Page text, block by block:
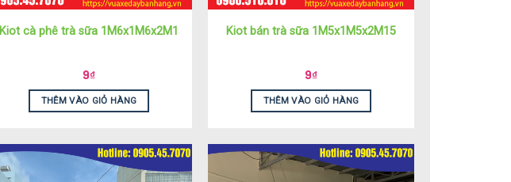
Kiot cà phê trà sữa 1M6x1M6x2M1
9₫
THÊM VÀO GIỎ HÀNG
Kiot bán trà sữa 1M5x1M5x2M15
9₫
THÊM VÀO GIỎ HÀNG